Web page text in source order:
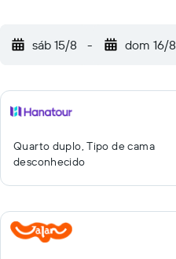
distância.sáb 15/8 - dom 16/8
Quarto duplo, Tipo de cama
desconhecido